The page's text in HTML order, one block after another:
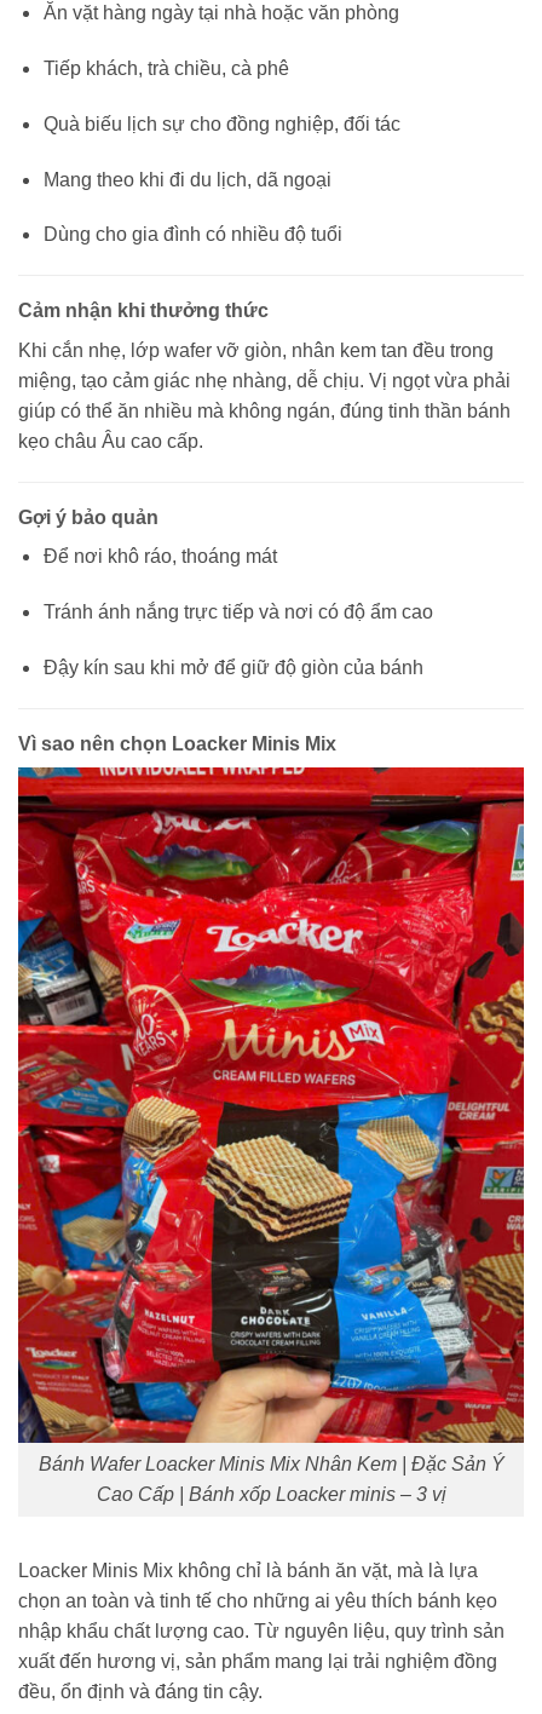
Ăn vặt hàng ngày tại nhà hoặc văn phòng
Tiếp khách, trà chiều, cà phê
Quà biếu lịch sự cho đồng nghiệp, đối tác
Mang theo khi đi du lịch, dã ngoại
Dùng cho gia đình có nhiều độ tuổi
Cảm nhận khi thưởng thức
Khi cắn nhẹ, lớp wafer vỡ giòn, nhân kem tan đều trong
miệng, tạo cảm giác nhẹ nhàng, dễ chịu. Vị ngọt vừa phải
giúp có thể ăn nhiều mà không ngán, đúng tinh thần bánh
kẹo châu Âu cao cấp.
Gợi ý bảo quản
Để nơi khô ráo, thoáng mát
Tránh ánh nắng trực tiếp và nơi có độ ẩm cao
Đậy kín sau khi mở để giữ độ giòn của bánh
Vì sao nên chọn Loacker Minis Mix
Bánh Wafer Loacker Minis Mix Nhân Kem | Đặc Sản Ý
Cao Cấp | Bánh xốp Loacker minis – 3 vị
Loacker Minis Mix không chỉ là bánh ăn vặt, mà là lựa
chọn an toàn và tinh tế cho những ai yêu thích bánh kẹo
nhập khẩu chất lượng cao. Từ nguyên liệu, quy trình sản
xuất đến hương vị, sản phẩm mang lại trải nghiệm đồng
đều, ổn định và đáng tin cậy.